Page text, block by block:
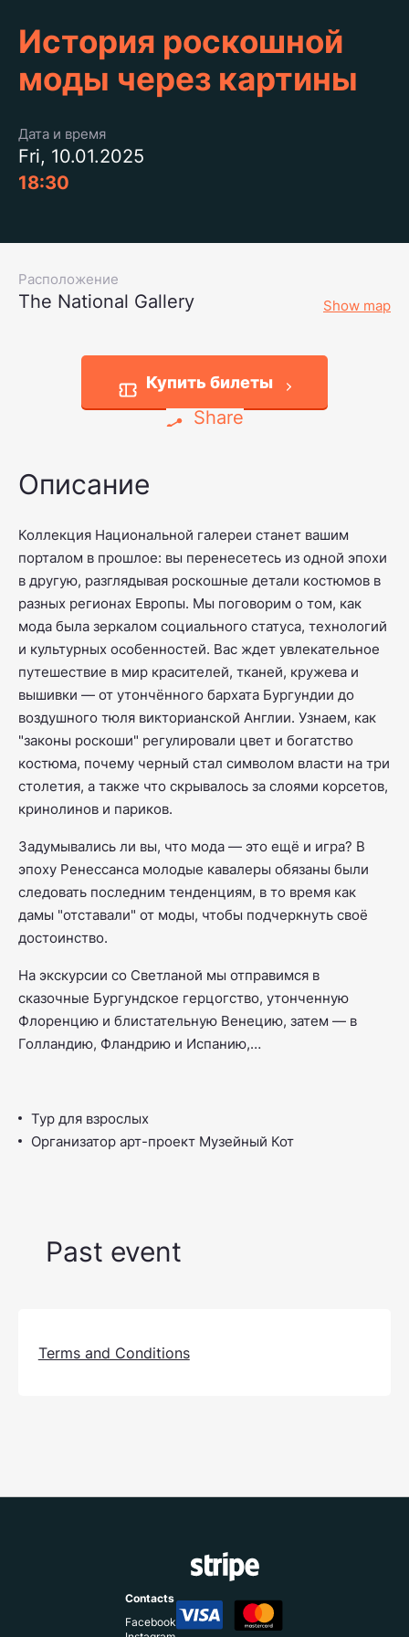
История роскошной
моды через картины
Дата и время
Fri, 10.01.2025
18:30
Расположение
The National Gallery Show map
Купить билеты
Share
Описание
Коллекция Национальной галереи станет вашим
порталом в прошлое: вы перенесетесь из одной эпохи
в другую, разглядывая роскошные детали костюмов в
разных регионах Европы. Мы поговорим о том, как
мода была зеркалом социального статуса, технологий
и культурных особенностей. Вас ждет увлекательное
путешествие в мир красителей, тканей, кружева и
вышивки — от утончённого бархата Бургундии до
воздушного тюля викторианской Англии. Узнаем, как
"законы роскоши" регулировали цвет и богатство
костюма, почему черный стал символом власти на три
столетия, а также что скрывалось за слоями корсетов,
кринолинов и париков.
Задумывались ли вы, что мода — это ещё и игра? В
эпоху Ренессанса молодые кавалеры обязаны были
следовать последним тенденциям, в то время как
дамы "отставали" от моды, чтобы подчеркнуть своё
достоинство.
На экскурсии со Светланой мы отправимся в
сказочные Бургундское герцогство, утонченную
Флоренцию и блистательную Венецию, затем — в
Голландию, Фландрию и Испанию,…
Тур для взрослых
Организатор арт-проект Музейный Кот
Past event
Terms and Conditions
Contacts
Facebook